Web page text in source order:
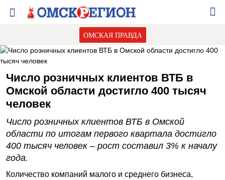
ОМСКАЯ ПРАВДА
Число розничных клиентов ВТБ в
Омской области достигло 400 тысяч
человек
Число розничных клиентов ВТБ в Омской
области по итогам первого квартала достигло
400 тысяч человек – рост составил 3% к началу
года.
Количество компаний малого и среднего бизнеса,